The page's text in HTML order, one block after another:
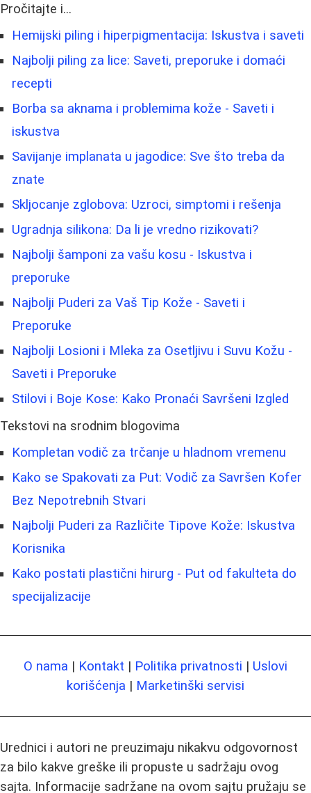
Pročitajte i...
Hemijski piling i hiperpigmentacija: Iskustva i saveti
Najbolji piling za lice: Saveti, preporuke i domaći
recepti
Borbа sa aknama i problemima kože - Saveti i
iskustva
Savijanje implanata u jagodice: Sve što treba da
znate
Skljocanje zglobova: Uzroci, simptomi i rešenja
Ugradnja silikona: Da li je vredno rizikovati?
Najbolji šamponi za vašu kosu - Iskustva i
preporuke
Najbolji Puderi za Vaš Tip Kože - Saveti i
Preporuke
Najbolji Losioni i Mleka za Osetljivu i Suvu Kožu -
Saveti i Preporuke
Stilovi i Boje Kose: Kako Pronaći Savršeni Izgled
Tekstovi na srodnim blogovima
Kompletan vodič za trčanje u hladnom vremenu
Kako se Spakovati za Put: Vodič za Savršen Kofer
Bez Nepotrebnih Stvari
Najbolji Puderi za Različite Tipove Kože: Iskustva
Korisnika
Kako postati plastični hirurg - Put od fakulteta do
specijalizacije
O nama | Kontakt | Politika privatnosti | Uslovi
korišćenja | Marketinški servisi
Urednici i autori ne preuzimaju nikakvu odgovornost
za bilo kakve greške ili propuste u sadržaju ovog
sajta. Informacije sadržane na ovom sajtu pružaju se